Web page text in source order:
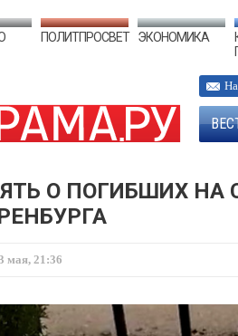
ПОЛИТПРОСВЕТ ЭКОНОМИКА
О ПОГИБШИХ НА
мая, 21:36